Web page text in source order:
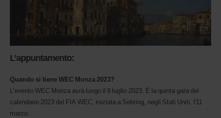
L’appuntamento:
Quando si tiene WEC Monza 2023?
L’evento WEC Monza avrà luogo il 9 luglio 2023. È la quinta gara del
calendario 2023 del FIA WEC, iniziata a Sebring, negli Stati Uniti, l'11
marzo.